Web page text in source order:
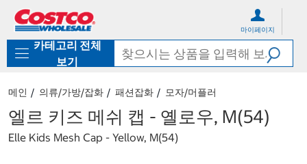
로
기
가
마이페이지
카테고리 전체
보기
메인 의류/가방/잡화 패션잡화 모자/머플러
엘르 키즈 메쉬 캡 - 옐로우, M(54)
Elle Kids Mesh Cap - Yellow, M(54)